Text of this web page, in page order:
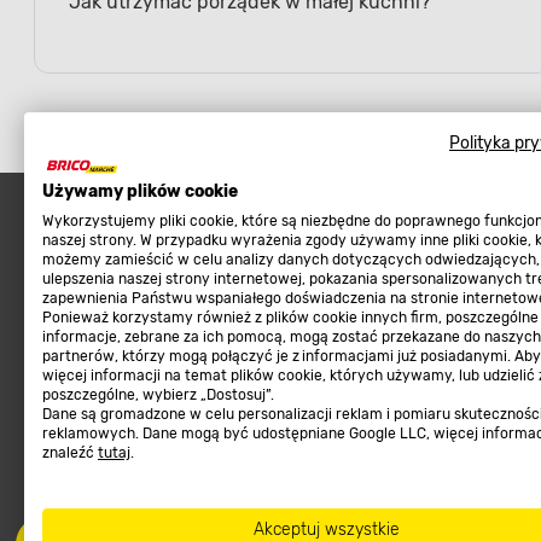
Polityka
Używamy plików cookie
Wykorzystujemy pliki cookie, które są niezbędne do poprawnego
naszej strony. W przypadku wyrażenia zgody używamy inne pliki cookie,
możemy zamieścić w celu analizy danych dotyczących odwiedzających,
ulepszenia naszej strony internetowej, pokazania spersonalizowanych
zapewnienia Państwu wspaniałego doświadczenia na stronie
Ponieważ korzystamy również z plików cookie innych firm, poszczególne
informacje, zebrane za ich pomocą, mogą zostać przekazane do naszych
partnerów, którzy mogą połączyć je z informacjami już posiadanymi.
więcej informacji na temat plików cookie, których używamy, lub udzielić
poszczególne, wybierz „Dostosuj”.
Dane są gromadzone w celu personalizacji reklam i pomiaru
reklamowych. Dane mogą być udostępniane Google LLC, więcej
znaleźć tutaj.
Akceptuj wszystkie
Najpopularniejsze
Meble ogrodowe
Kosiarki, kosy, podkaszarki
Narzędzia do pielęgnacji gleby
Materiały budowlane
Podłoża i ziemie do ogrodu
Sklep
Metody płatności
Zwroty sklep
Program lojalnościowy
Aplikacja Mobilna
Zgłoś błąd